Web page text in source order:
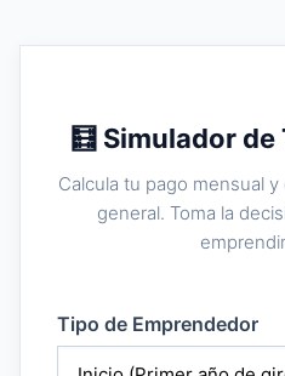
🧮 Simulador de
Calcula tu pago mensual
general. Toma la
Tipo de Emprendedor